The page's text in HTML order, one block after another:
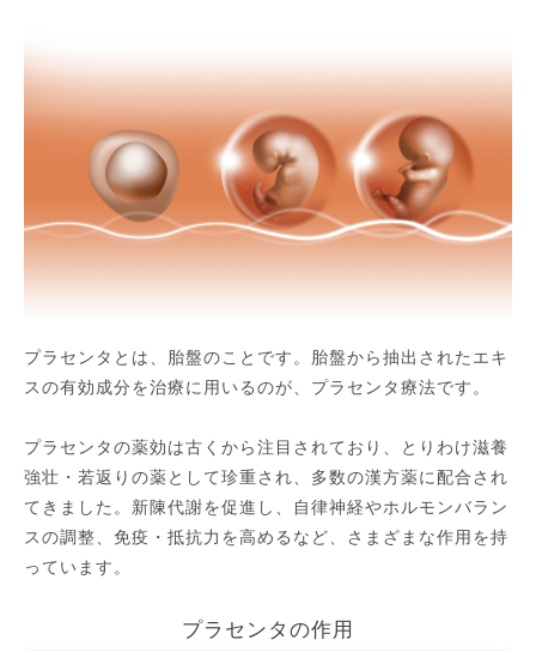
プラセンタとは、胎盤のことです。胎盤から抽出されたエキ
スの有効成分を治療に用いるのが、プラセンタ療法です。
プラセンタの薬効は古くから注目されており、とりわけ滋養
強壮・若返りの薬として珍重され、多数の漢方薬に配合され
てきました。新陳代謝を促進し、自律神経やホルモンバラン
スの調整、免疫・抵抗力を高めるなど、さまざまな作用を持
っています。
プラセンタの作用